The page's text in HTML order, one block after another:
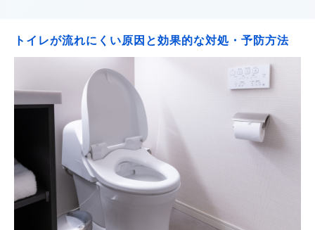
トイレが流れにくい原因と効果的な対処・予防方法